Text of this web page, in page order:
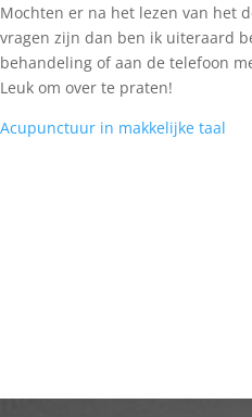
Mochten er na het lezen van het
vragen zijn dan ben ik uiteraard
behandeling of aan de telefoon
Leuk om over te praten!
Acupunctuur in makkelijke taal